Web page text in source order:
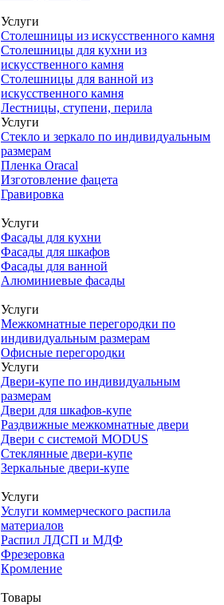
Услуги
Столешницы из искусственного камня
Столешницы для кухни из
искусственного камня
Столешницы для ванной из
искусственного камня
Лестницы, ступени, перила
Услуги
Стекло и зеркало по индивидуальным
размерам
Пленка Oracal
Изготовление фацета
Гравировка
Услуги
Фасады для кухни
Фасады для шкафов
Фасады для ванной
Алюминиевые фасады
Услуги
Межкомнатные перегородки по
индивидуальным размерам
Офисные перегородки
Услуги
Двери-купе по индивидуальным
размерам
Двери для шкафов-купе
Раздвижные межкомнатные двери
Двери с системой MODUS
Стеклянные двери-купе
Зеркальные двери-купе
Услуги
Услуги коммерческого распила
материалов
Распил ЛДСП и МДФ
Фрезеровка
Кромление
Товары